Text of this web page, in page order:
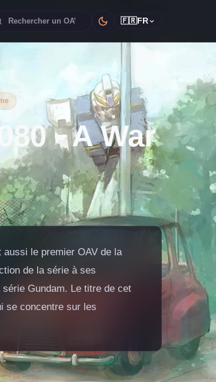
🇫🇷 FR
- A War
le premier OAV de la
de la série à ses
Gundam. Le titre de cet
se concentre sur les